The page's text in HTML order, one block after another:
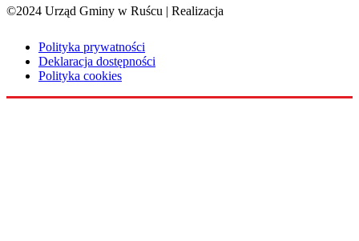
©2024 Urząd Gminy w Ruścu | Realizacja
Polityka prywatności
Deklaracja dostępności
Polityka cookies